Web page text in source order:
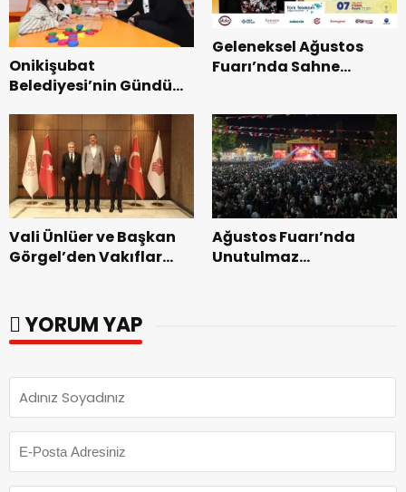
Onikişubat
Belediyesi’nin Gündüz
dönemin ön kayıtları
başladı.
Geleneksel Ağustos
Fuarı’nda Sahne
Vali Ünlüer ve Başkan
Görgel’den Vakıflar
Ağustos Fuarı’nda
Unutulmaz
YORUM YAP